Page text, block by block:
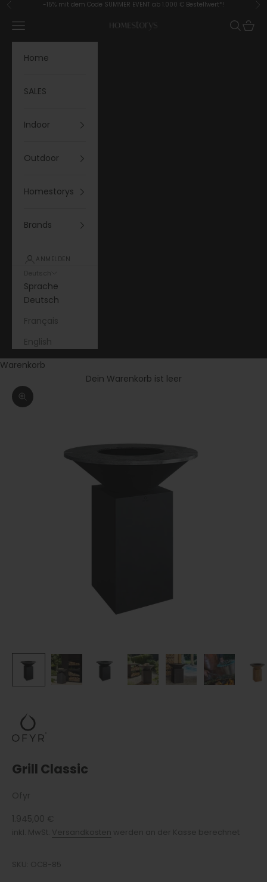
Zum Inhalt springen
Zurück -15% mit dem Code SUMMER EVENT ab 1.000 € Bestellwert*! Vor
Homestorys
Menü Suchen
Home
SALES
Indoor
Outdoor
Homestorys
Brands
ANMELDEN
Deutsch
Sprache
Deutsch
Français
English
Warenkorb
Dein Warenkorb ist leer
Bild vergrößern
Grill Classic
Ofyr
Angebot
1.945,00 €
inkl. MwSt. Versandkosten werden an der Kasse berechnet
SKU: OCB-85